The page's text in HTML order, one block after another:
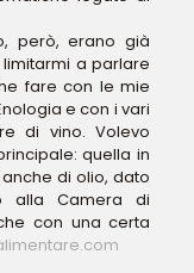
però, erano già
a parlare
fare con le mie
e con i vari
di vino. Volevo
quella in
di olio, dato
alla Camera di
con una certa